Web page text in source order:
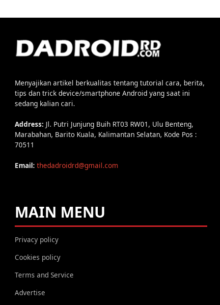
Menyajikan artikel berkualitas tentang tutorial cara, berita,
tips dan trick device/smartphone Android yang saat ini
sedang kalian cari.
Address: Jl. Putri Junjung Buih RT03 RW01, Ulu Benteng,
Marabahan, Barito Kuala, Kalimantan Selatan, Kode Pos :
70511
Email: thedadroidrd@gmail.com
MAIN MENU
Privacy policy
Cookies policy
Terms and Service
Advertise